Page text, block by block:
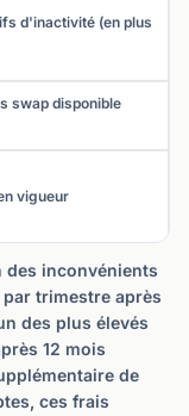
d'inactivité (en plus
swap disponible
vigueur
des inconvénients
trimestre après
des plus élevés
12 mois
de
ces frais